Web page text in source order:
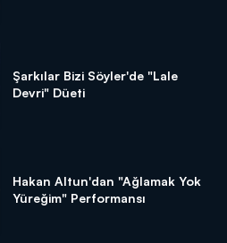
Şarkılar Bizi Söyler'de "Lale
Devri" Düeti
Hakan Altun'dan "Ağlamak Yok
Yüreğim" Performansı